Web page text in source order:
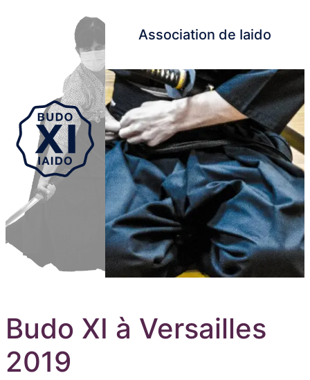
Association de Iaido
Budo XI à Versailles
2019